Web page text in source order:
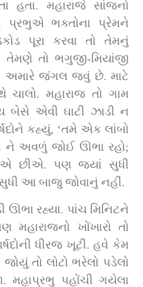
હતા. મહારાજે સાંજનો
પ્રભુએ ભક્તોના પ્રેમને
પૂરા કરવા તો તેમનું
તો ભગુજી-મિયાંજી
અમારે જંગલ જવું છે. માટે
ચાલો. મહારાજ તો ગામ
બેસે એવી ઘાટી ઝાડી ન
કહ્યું, ‘તમે એક લાંબો
ને અવળું જોઈ ઊભા રહો;
છીએ. પણ જ્યાં સુધી
આ બાજુ જોવાનું નહીં.
ઊભા રહ્યા. પાંચ મિનિટને
ખોંખારો તો
ધીરજ ખૂટી. હવે કેમ
તો લોટો ભરેલો પડેલો
મહાપ્રભુ પહોંચી ગયેલા